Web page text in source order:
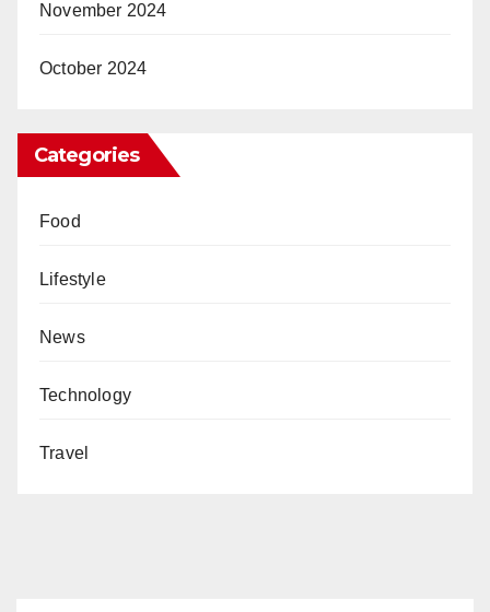
November 2024
October 2024
Categories
Food
Lifestyle
News
Technology
Travel